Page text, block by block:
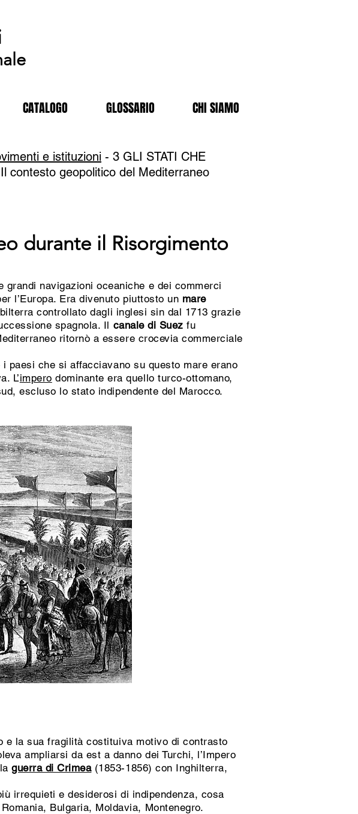
CATALOGO GLOSSARIO CHI SIAMO
e istituzioni - 3 GLI STATI CHE
Il contesto geopolitico del Mediterraneo
durante il Risorgimento
grandi navigazioni oceaniche e dei commerci
l’Europa. Era divenuto piuttosto un mare
controllato dagli inglesi sin dal 1713 grazie
spagnola. Il canale di Suez fu
ritornò a essere crocevia commerciale
paesi che si affacciavano su questo mare erano
L’impero dominante era quello turco-ottomano,
escluso lo stato indipendente del Marocco.
e la sua fragilità costituiva motivo di contrasto
ampliarsi da est a danno dei Turchi, l’Impero
laguerra di Crimea(1853-1856) con Inghilterra,
irrequieti e desiderosi di indipendenza, cosa
Bulgaria, Moldavia, Montenegro.